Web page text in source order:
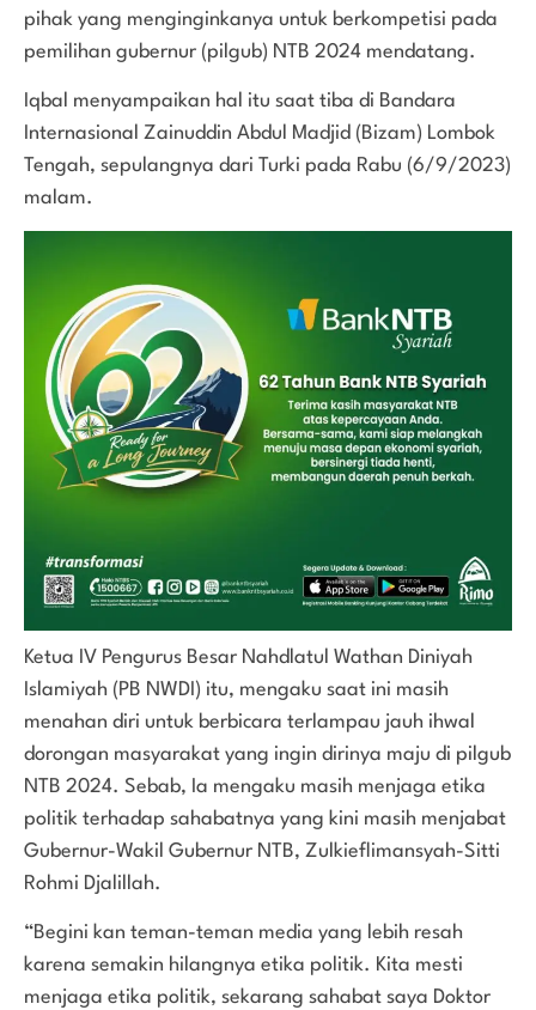
pihak yang menginginkanya untuk berkompetisi pada
pemilihan gubernur (pilgub) NTB 2024 mendatang.
Iqbal menyampaikan hal itu saat tiba di Bandara
Internasional Zainuddin Abdul Madjid (Bizam) Lombok
Tengah, sepulangnya dari Turki pada Rabu (6/9/2023)
malam.
Ketua IV Pengurus Besar Nahdlatul Wathan Diniyah
Islamiyah (PB NWDI) itu, mengaku saat ini masih
menahan diri untuk berbicara terlampau jauh ihwal
dorongan masyarakat yang ingin dirinya maju di pilgub
NTB 2024. Sebab, Ia mengaku masih menjaga etika
politik terhadap sahabatnya yang kini masih menjabat
Gubernur-Wakil Gubernur NTB, Zulkieflimansyah-Sitti
Rohmi Djalillah.
“Begini kan teman-teman media yang lebih resah
karena semakin hilangnya etika politik. Kita mesti
menjaga etika politik, sekarang sahabat saya Doktor